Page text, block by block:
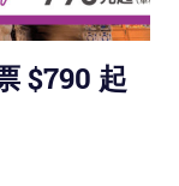
$790 起